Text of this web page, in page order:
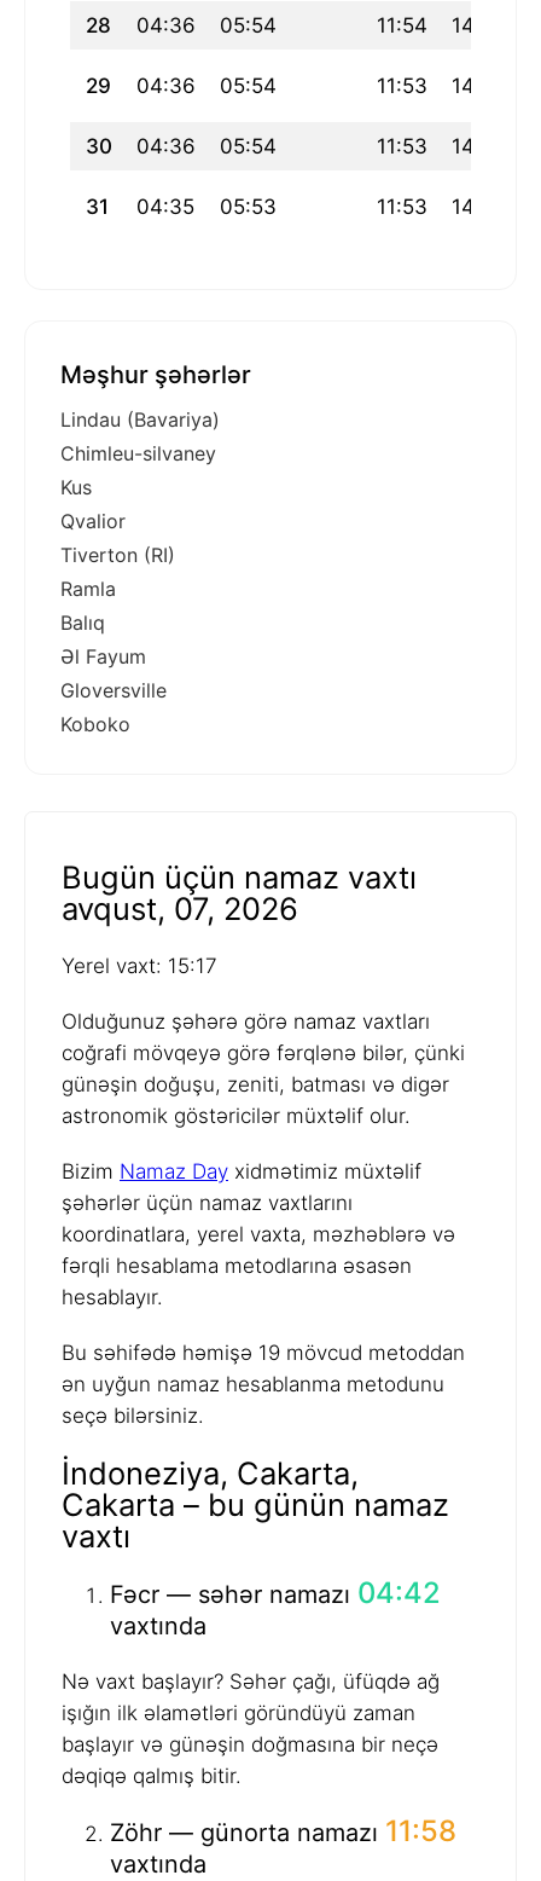
28 04:36 05:54 11:54 14:02
29 04:36 05:54 11:53 14:03
30 04:36 05:54 11:53 14:04
31 04:35 05:53 11:53 14:06
Məşhur şəhərlər
Lindau (Bavariya)
Chimleu-silvaney
Kus
Qvalior
Tiverton (RI)
Ramla
Balıq
Əl Fayum
Gloversville
Koboko
Bugün üçün namaz vaxtı
avqust, 07, 2026
Yerel vaxt: 15:17
Olduğunuz şəhərə görə namaz vaxtları
coğrafi mövqeyə görə fərqlənə bilər, çünki
günəşin doğuşu, zeniti, batması və digər
astronomik göstəricilər müxtəlif olur.
Bizim Namaz Day xidmətimiz müxtəlif
şəhərlər üçün namaz vaxtlarını
koordinatlara, yerel vaxta, məzhəblərə və
fərqli hesablama metodlarına əsasən
hesablayır.
Bu səhifədə həmişə 19 mövcud metoddan
ən uyğun namaz hesablanma metodunu
seçə bilərsiniz.
İndoneziya, Cakarta,
Cakarta – bu günün namaz
vaxtı
Fəcr — səhər namazı 04:42
vaxtında
Nə vaxt başlayır? Səhər çağı, üfüqdə ağ
işığın ilk əlamətləri göründüyü zaman
başlayır və günəşin doğmasına bir neçə
dəqiqə qalmış bitir.
Zöhr — günorta namazı 11:58
vaxtında